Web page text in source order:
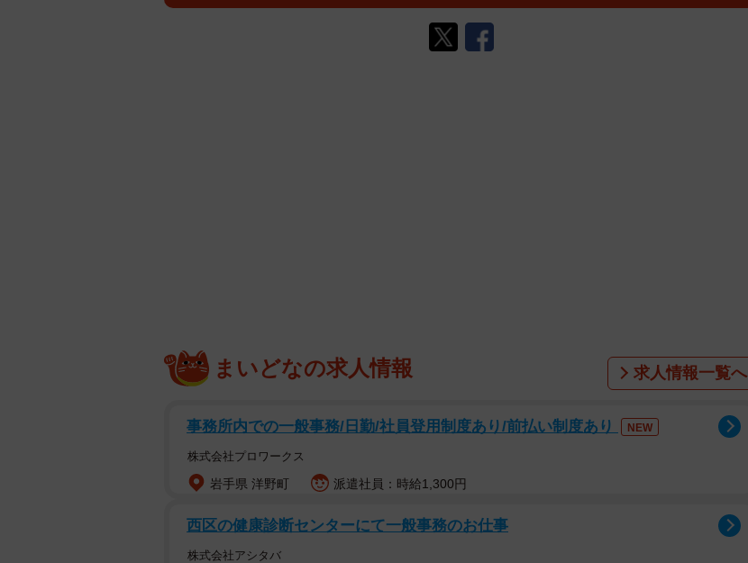
まいどなの求人情報 求人情報一覧へ
事務所内での一般事務/日勤/社員登用制度あり/前払い制度あり NEW
株式会社プロワークス
岩手県 洋野町 派遣社員：時給1,300円
西区の健康診断センターにて一般事務のお仕事
株式会社アシタバ